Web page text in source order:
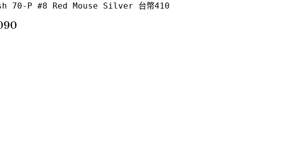
70-P #8 Red Mouse Silver 台幣410